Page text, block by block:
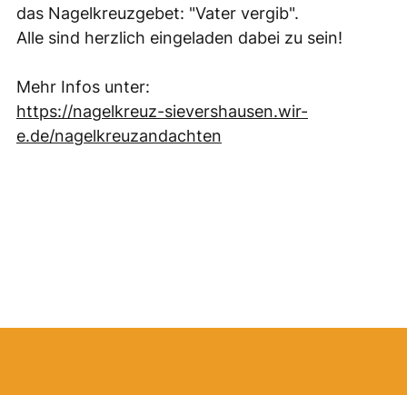
das Nagelkreuzgebet: "Vater vergib".
Alle sind herzlich eingeladen dabei zu sein!
Mehr Infos unter:
https://nagelkreuz-sievershausen.wir-
e.de/nagelkreuzandachten